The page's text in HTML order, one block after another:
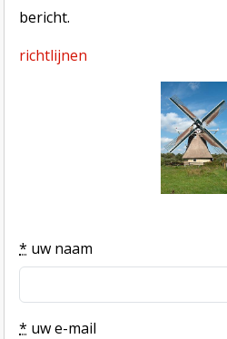
bericht.
richtlijnen
* uw naam
* uw e-mail